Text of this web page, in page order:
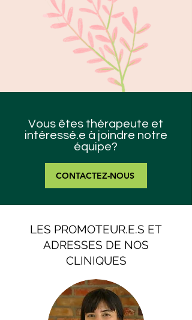
Vous êtes thérapeute et
intéressé.e à joindre notre
équipe?
CONTACTEZ-NOUS
LES PROMOTEUR.E.S ET
ADRESSES DE NOS
CLINIQUES